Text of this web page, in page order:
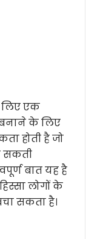
लिए एक
बनाने के लिए
होती है जो
सकती
बात यह है
लोगों के
सकता है।